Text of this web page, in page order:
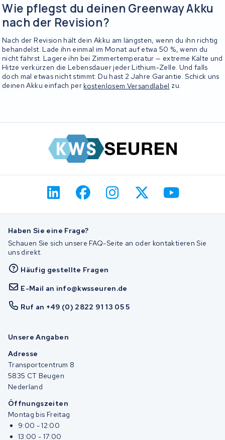
Wie pflegst du deinen Greenway Akku
nach der Revision?
Nach der Revision hält dein Akku am längsten, wenn du ihn richtig
behandelst. Lade ihn einmal im Monat auf etwa 50 %, wenn du
nicht fährst. Lagere ihn bei Zimmertemperatur — extreme Kälte und
Hitze verkürzen die Lebensdauer jeder Lithium-Zelle. Und falls
doch mal etwas nicht stimmt: Du hast 2 Jahre Garantie. Schick uns
deinen Akku einfach perkostenlosem Versandlabel zu.
Haben Sie eine Frage?
Schauen Sie sich unsere FAQ-Seite an oder kontaktieren Sie
uns direkt.
Häufig gestellte Fragen
E-Mail an info@kwsseuren.de
Ruf an +49 (0) 2822 91 13 05 5
Unsere Angaben
Adresse
Transportcentrum 8
5835 CT Beugen
Nederland
Öffnungszeiten
Montag bis Freitag
9:00 - 12:00
13:00 - 17:00